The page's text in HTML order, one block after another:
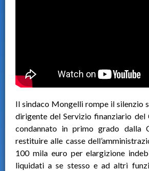
Il sindaco Mongelli rompe il silenzio
dirigente del Servizio finanziario del
condannato in primo grado dalla
restituire alle casse
100 mila euro per elargizione
liquidati a se stesso e ad altri